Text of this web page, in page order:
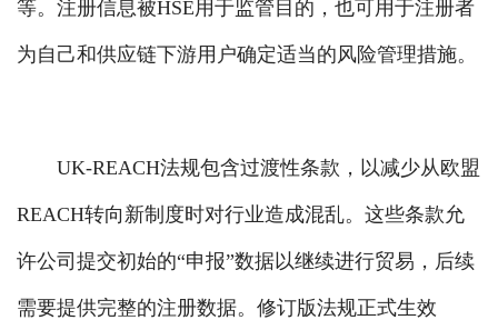
等。注册信息被HSE用于监管目的，也可用于注册者
为自己和供应链下游用户确定适当的风险管理措施。
UK-REACH法规包含过渡性条款，以减少从欧盟
REACH转向新制度时对行业造成混乱。这些条款允
许公司提交初始的“申报”数据以继续进行贸易，后续
需要提供完整的注册数据。修订版法规正式生效